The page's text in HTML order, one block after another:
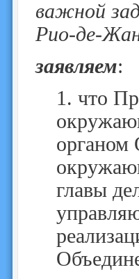
важной
Рио-де-
заявляем:
1. что
органом
главы